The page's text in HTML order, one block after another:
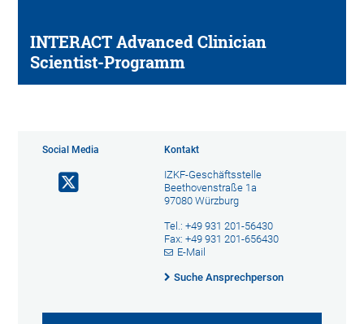
INTERACT Advanced Clinician
Scientist-Programm
Social Media Kontakt
IZKF-Geschäftsstelle
Beethovenstraße 1a
97080 Würzburg
Tel.: +49 931 201-56430
Fax: +49 931 201-656430
E-Mail
Suche Ansprechperson